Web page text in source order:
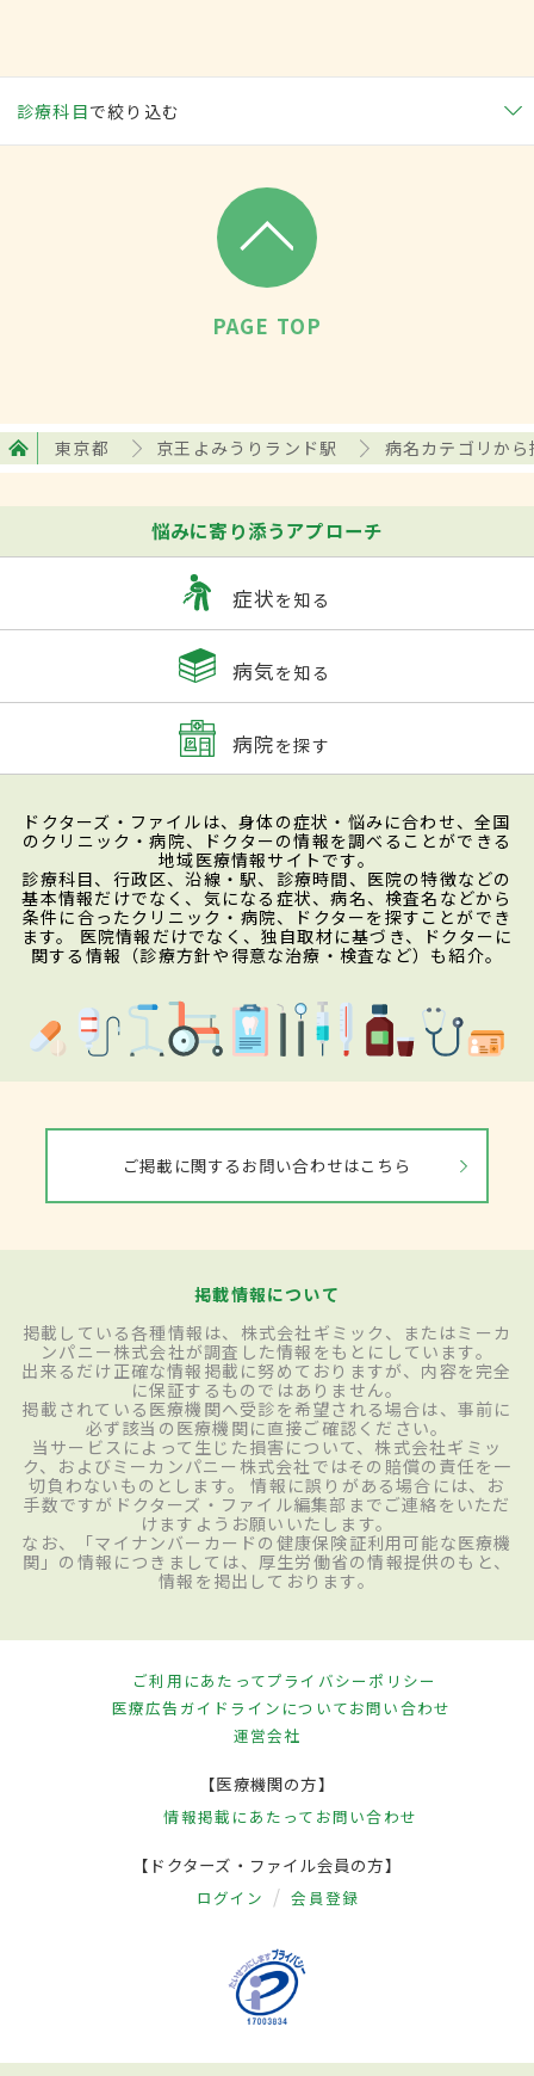
診療科目で絞り込む
PAGE TOP
東京都 京王よみうりランド駅 病名カテゴリか
悩みに寄り添うアプローチ
症状を知る
病気を知る
病院を探す
ドクターズ・ファイルは、身体の症状・悩みに合わせ、全国
のクリニック・病院、ドクターの情報を調べることができる
地域医療情報サイトです。
診療科目、行政区、沿線・駅、診療時間、医院の特徴などの
基本情報だけでなく、気になる症状、病名、検査名などから
条件に合ったクリニック・病院、ドクターを探すことができ
ます。 医院情報だけでなく、独自取材に基づき、ドクターに
関する情報（診療方針や得意な治療・検査など）も紹介。
ご掲載に関するお問い合わせはこちら
掲載情報について
掲載している各種情報は、株式会社ギミック、またはミーカ
ンパニー株式会社が調査した情報をもとにしています。
出来るだけ正確な情報掲載に努めておりますが、内容を完全
に保証するものではありません。
掲載されている医療機関へ受診を希望される場合は、事前に
必ず該当の医療機関に直接ご確認ください。
当サービスによって生じた損害について、株式会社ギミッ
ク、およびミーカンパニー株式会社ではその賠償の責任を一
切負わないものとします。 情報に誤りがある場合には、お
手数ですがドクターズ・ファイル編集部までご連絡をいただ
けますようお願いいたします。
なお、「マイナンバーカードの健康保険証利用可能な医療機
関」の情報につきましては、厚生労働省の情報提供のもと、
情報を掲出しております。
ご利用にあたってプライバシーポリシー
医療広告ガイドラインについてお問い合わせ
運営会社
【医療機関の方】
情報掲載にあたって お問い合わせ
【ドクターズ・ファイル会員の方】
ログイン 会員登録